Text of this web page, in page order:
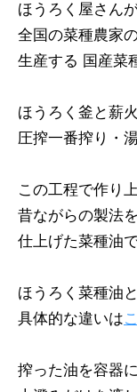
ほうろく屋さん
全国の菜種農家
生産する 国産菜
ほうろく釜と薪
圧搾一番搾り・
この工程で作り上
昔ながらの製法
仕上げた菜種油で
ほうろく菜種油
具体的な違いは
搾った油を容器